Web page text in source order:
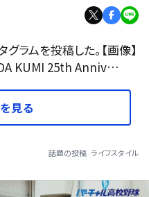
ラムを投稿した。【画像】
KUMI 25th Anniv…
見る
話題の投稿 ライフスタイル